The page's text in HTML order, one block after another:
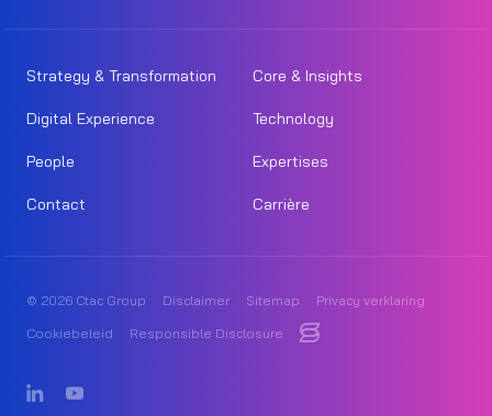
Strategy & Transformation Core & Insights
Digital Experience Technology
People Expertises
Contact Carrière
© 2026 Ctac Group Disclaimer Sitemap
Privacy verklaring
Cookiebeleid
Responsible Disclosure